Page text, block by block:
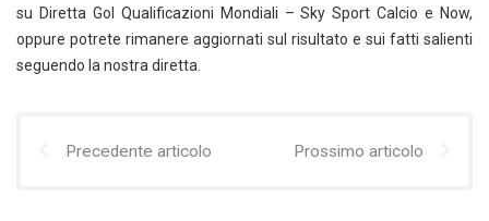
su Diretta Gol Qualificazioni Mondiali – Sky Sport Calcio e Now,
oppure potrete rimanere aggiornati sul risultato e sui fatti salienti
seguendo la nostra diretta.
Precedente articolo Prossimo articolo